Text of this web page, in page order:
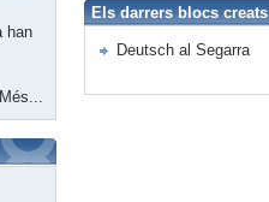
han
Més...
Els darrers blocs creats
Deutsch al Segarra